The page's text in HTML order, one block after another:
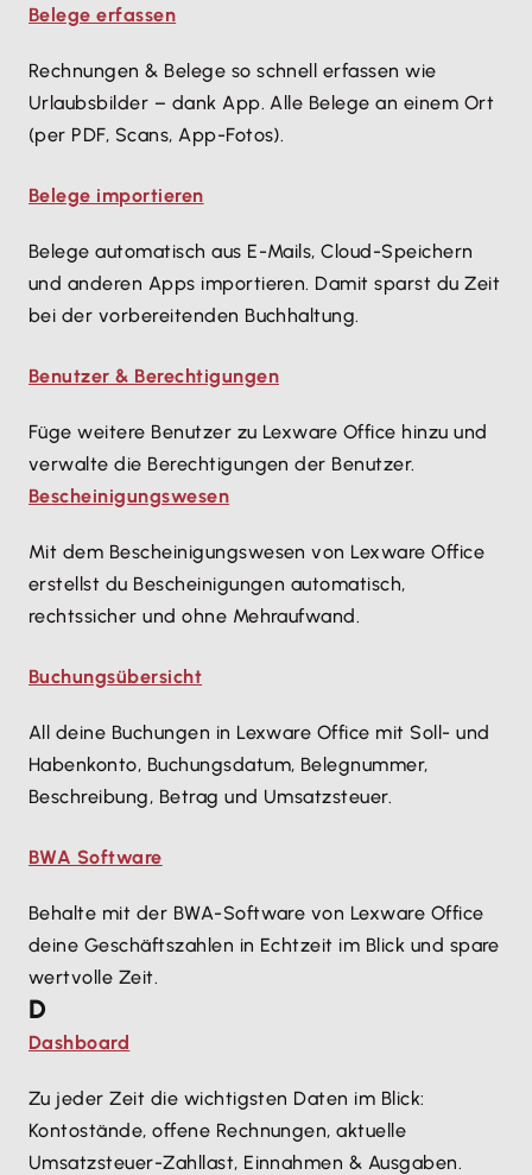
Belege erfassen
Rechnungen & Belege so schnell erfassen wie
Urlaubsbilder – dank App. Alle Belege an einem Ort
(per PDF, Scans, App-Fotos).
Belege importieren
Belege automatisch aus E-Mails, Cloud-Speichern
und anderen Apps importieren. Damit sparst du Zeit
bei der vorbereitenden Buchhaltung.
Benutzer & Berechtigungen
Füge weitere Benutzer zu Lexware Office hinzu und
verwalte die Berechtigungen der Benutzer.
Bescheinigungswesen
Mit dem Bescheinigungswesen von Lexware Office
erstellst du Bescheinigungen automatisch,
rechtssicher und ohne Mehraufwand.
Buchungsübersicht
All deine Buchungen in Lexware Office mit Soll- und
Habenkonto, Buchungsdatum, Belegnummer,
Beschreibung, Betrag und Umsatzsteuer.
BWA Software
Behalte mit der BWA-Software von Lexware Office
deine Geschäftszahlen in Echtzeit im Blick und spare
wertvolle Zeit.
D
Dashboard
Zu jeder Zeit die wichtigsten Daten im Blick:
Kontostände, offene Rechnungen, aktuelle
Umsatzsteuer-Zahllast, Einnahmen & Ausgaben.